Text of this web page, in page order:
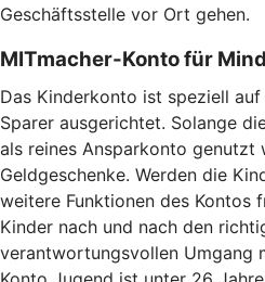
Geschäftsstelle vor Ort gehen.
MITmacher-Konto für
Das Kinderkonto ist speziell
Sparer ausgerichtet. Solange
als reines Ansparkonto genutzt
Geldgeschenke. Werden die
weitere Funktionen des Kontos
Kinder nach und nach den
verantwortungsvollen Umgang